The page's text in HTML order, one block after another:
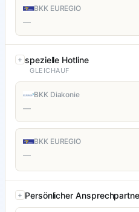
BKK EUREGIO
—
spezielle Hotline
GLEICHAUF
BKK Diakonie
—
BKK EUREGIO
—
Persönlicher